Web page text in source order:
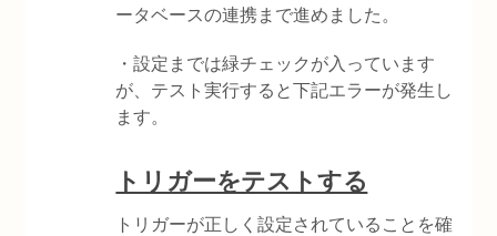
ータベースの連携まで進めました。
・設定までは緑チェックが入っています
が、テスト実行すると下記エラーが発生し
ます。
トリガーをテストする
トリガーが正しく設定されていることを確